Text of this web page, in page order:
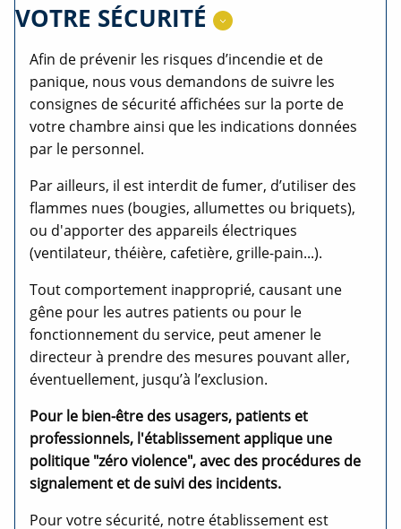
VOTRE SÉCURITÉ
Afin de prévenir les risques d’incendie et de
panique, nous vous demandons de suivre les
consignes de sécurité affichées sur la porte de
votre chambre ainsi que les indications données
par le personnel.
Par ailleurs, il est interdit de fumer, d’utiliser des
flammes nues (bougies, allumettes ou briquets),
ou d'apporter des appareils électriques
(ventilateur, théière, cafetière, grille-pain...).
Tout comportement inapproprié, causant une
gêne pour les autres patients ou pour le
fonctionnement du service, peut amener le
directeur à prendre des mesures pouvant aller,
éventuellement, jusqu’à l’exclusion.
Pour le bien-être des usagers, patients et
professionnels, l'établissement applique une
politique "zéro violence", avec des procédures de
signalement et de suivi des incidents.
Pour votre sécurité, notre établissement est